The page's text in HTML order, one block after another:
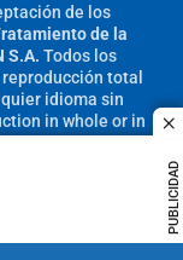
PUBLICIDAD
de los
de la
S.A. Todos los
total
idioma sin
in whole or in